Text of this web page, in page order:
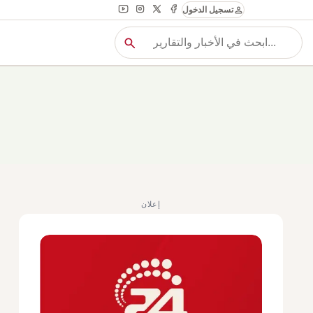
personتسجيل الدخول
بحث search
إعلان